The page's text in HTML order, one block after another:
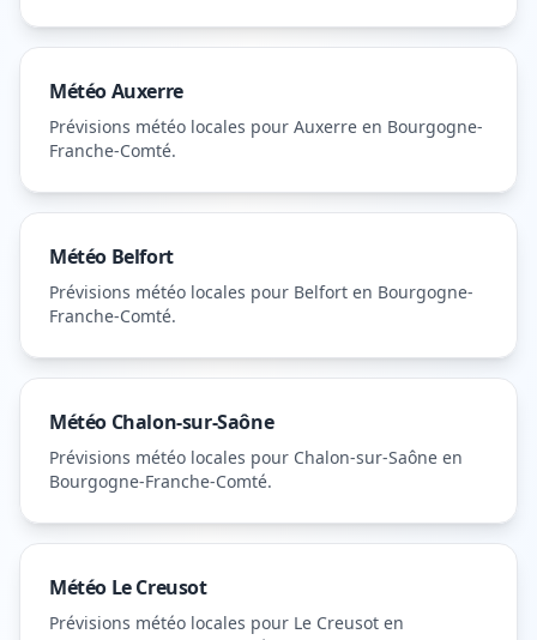
MétéoAuxerre
Prévisions météo locales pour Auxerre en Bourgogne-
Franche-Comté.
Météo Belfort
Prévisions météo locales pour Belfort en Bourgogne-
Franche-Comté.
Météo Chalon-sur-Saône
Prévisions météo locales pour Chalon-sur-Saône en
Bourgogne-Franche-Comté.
Météo Le Creusot
Prévisions météo locales pour Le Creusot en